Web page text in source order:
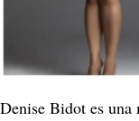
Denise Bidot es una